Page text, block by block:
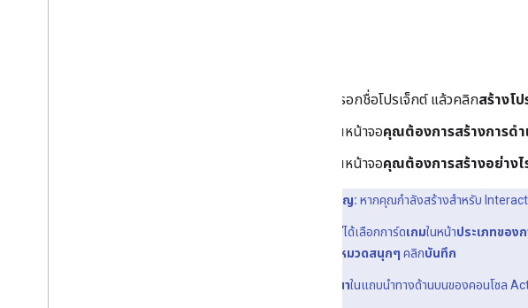
กรอกชื่อโปรเจ็กต์ แล้วคลิกสร้างโป
ในหน้าจอคุณต้องการสร้างการดำ
ในหน้าจอคุณต้องการสร้างอย่างไ
ประเด็นสำคัญ: หากคุณกำลังสร้างสำหรับ
หากคุณไม่ได้เลือกการ์ดเกมในหน้าประเภทของ
เกมและ หมวดสนุกๆ คลิกบันทึก
พัฒนาในแถบนำทางด้านบนของคอนโซล